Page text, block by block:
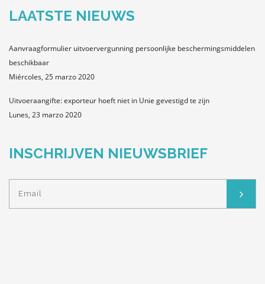
LAATSTE NIEUWS
Aanvraagformulier uitvoervergunning persoonlijke beschermingsmiddelen
beschikbaar
Miércoles, 25 marzo 2020
Uitvoeraangifte: exporteur hoeft niet in Unie gevestigd te zijn
Lunes, 23 marzo 2020
INSCHRIJVEN NIEUWSBRIEF